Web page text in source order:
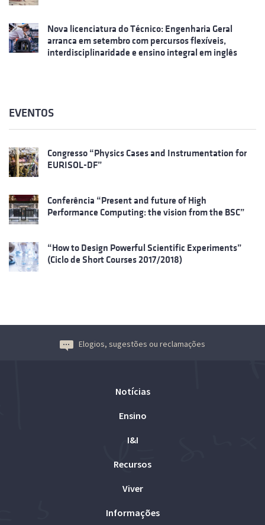
Nova licenciatura do Técnico: Engenharia Geral
arranca em setembro com percursos flexíveis,
interdisciplinaridade e ensino integral em inglês
EVENTOS
Congresso “Physics Cases and Instrumentation for
EURISOL-DF”
Conferência “Present and future of High
Performance Computing: the vision from the BSC”
“How to Design Powerful Scientific Experiments”
(Ciclo de Short Courses 2017/2018)
Elogios, sugestões ou reclamações
Notícias
Ensino
I&I
Recursos
Viver
Informações